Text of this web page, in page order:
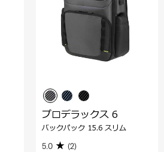
プロデラックス 6
バックパック 15.6 スリム
5.0 (2)